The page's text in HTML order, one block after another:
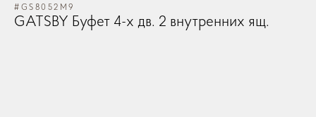
ЗАКАЗ
#GS8052M9
GATSBY Буфет 4-х дв. 2 внутренних ящ.